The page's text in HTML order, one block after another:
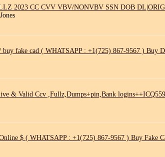
2023 CC CVV VBV/NONVBV SSN DOB
buy fake cad ( WHATSAPP : +1(725) 867-9567 ) Buy
& Valid Ccv ,Fullz,Dumps+pin,Bank
$ ( WHATSAPP : +1(725) 867-9567 ) Buy Fake